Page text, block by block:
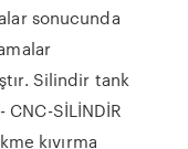
sonucunda
Silindir tank
CNC-SİLİNDİR
kıvırma